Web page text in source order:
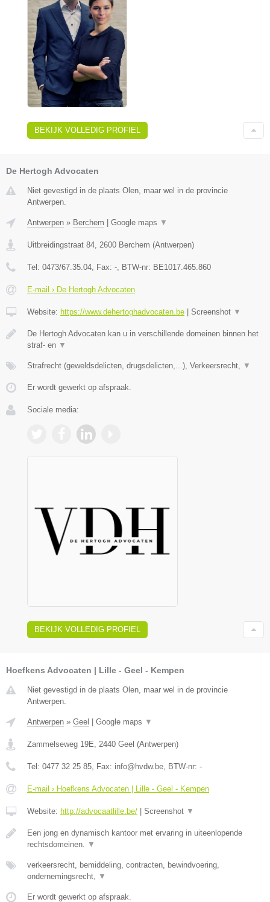
BEKIJK VOLLEDIG PROFIEL
De Hertogh Advocaten
Niet gevestigd in de plaats Olen, maar wel in de provincie
Antwerpen.
Antwerpen » Berchem | Google maps ▼
Uitbreidingstraat 84 2600 Berchem (Antwerpen)
Tel: 0473/67.35.04 , Fax: - , BTW-nr: BE1017.465.860
E-mail › De Hertogh Advocaten
Website: https://www.dehertoghadvocaten.be | Screenshot ▼
De Hertogh Advocaten kan u in verschillende domeinen binnen het
straf- en ▼
Strafrecht (geweldsdelicten, drugsdelicten,...), Verkeersrecht, ▼
Er wordt gewerkt op afspraak.
Sociale media:
BEKIJK VOLLEDIG PROFIEL
Hoefkens Advocaten | Lille - Geel - Kempen
Niet gevestigd in de plaats Olen, maar wel in de provincie
Antwerpen.
Antwerpen » Geel | Google maps ▼
Zammelseweg 19E 2440 Geel (Antwerpen)
Tel: 0477 32 25 85 , Fax: info@hvdw.be , BTW-nr: -
E-mail › Hoefkens Advocaten | Lille - Geel - Kempen
Website: http://advocaatlille.be/ | Screenshot ▼
Een jong en dynamisch kantoor met ervaring in uiteenlopende
rechtsdomeinen.
▼
verkeersrecht, bemiddeling, contracten, bewindvoering,
ondernemingsrecht,
▼
Er wordt gewerkt op afspraak.